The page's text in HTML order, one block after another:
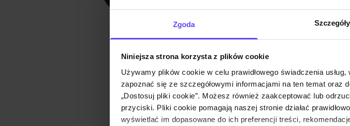
Zgoda Szczegóły
Niniejsza strona korzysta z plików cookie
Używamy plików cookie w celu prawidłowego świadczenia
zapoznać się ze szczegółowymi informacjami na ten temat oraz
„Dostosuj pliki cookie”. Możesz również zaakceptować lub
przyciski. Pliki cookie pomagają naszej stronie działać
wyświetlać im dopasowane do ich preferencji treści,